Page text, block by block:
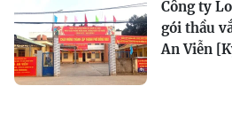
Công ty
gói thầu
An Viễn